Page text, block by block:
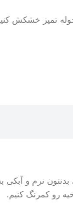
حوله تمیز خشکش
بدنتون نرم و
رو کمرنگ کنیم.